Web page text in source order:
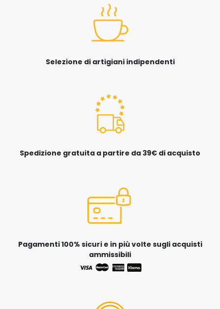
Selezione di artigiani indipendenti
Spedizione gratuita a partire da 39€ di acquisto
Pagamenti 100% sicuri e in più volte sugli acquisti
ammissibili